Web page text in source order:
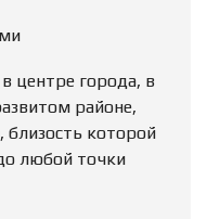
центре города, в
районе,
которой
любой точки